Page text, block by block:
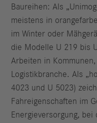
Baureihen: Als
meistens in
im Winter oder
die Modelle U 219 bis
Arbeiten in
Logistikbranche. Als
4023 und U 5023)
Fahreigenschaften im
Energieversorgung,